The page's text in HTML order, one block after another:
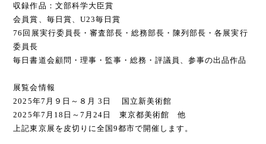
収録作品：文部科学大臣賞
会員賞、毎日賞、U23毎日賞
76回展実行委員長・審査部長・総務部長・陳列部長・各展実行
委員長
毎日書道会顧問・理事・監事・総務・評議員、参事の出品作品
展覧会情報
2025年7月９日～８月 3日 国立新美術館
2025年7月18日～7月24日 東京都美術館 他
上記東京展を皮切りに全国9都市で開催します。